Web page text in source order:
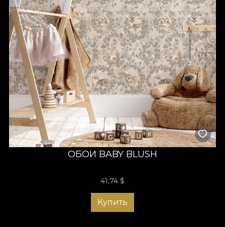
ОБОИ BABY BLUSH
41,74 $
Купить